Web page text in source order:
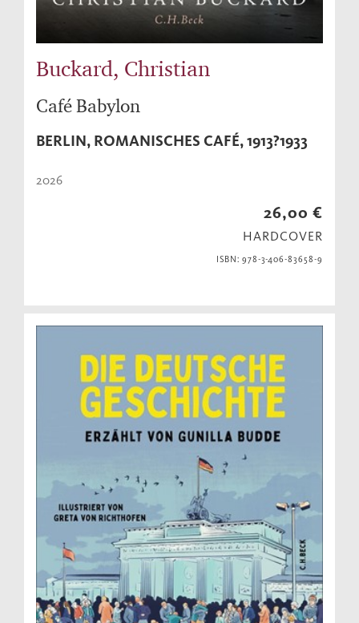
Buckard, Christian
Café Babylon
BERLIN, ROMANISCHES CAFÉ, 1913?1933
2026
26,00 €
HARDCOVER
ISBN: 978-3-406-83658-9